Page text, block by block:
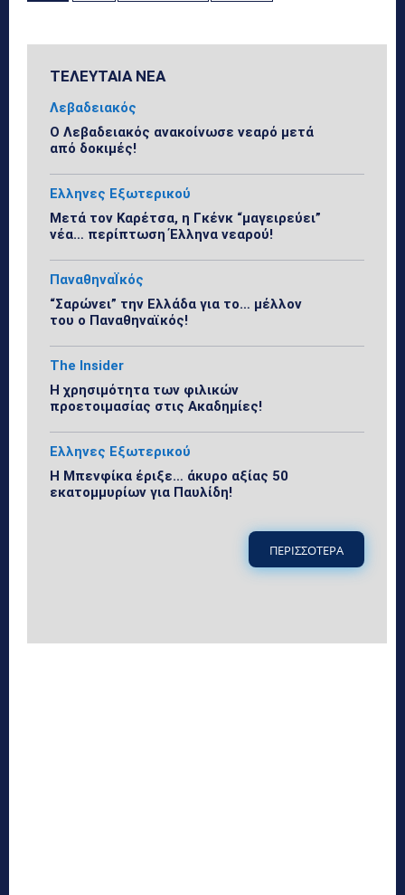
ΤΕΛΕΥΤΑΙΑ ΝΕΑ
Λεβαδειακός
Ο Λεβαδειακός ανακοίνωσε νεαρό μετά
από δοκιμές!
Ελληνες Εξωτερικού
Μετά τον Καρέτσα, η Γκένκ “μαγειρεύει”
νέα… περίπτωση Έλληνα νεαρού!
ΠαναθηναΪκός
“Σαρώνει” την Ελλάδα για το… μέλλον
του ο Παναθηναϊκός!
The Insider
Η χρησιμότητα των φιλικών
προετοιμασίας στις Ακαδημίες!
Ελληνες Εξωτερικού
Η Μπενφίκα έριξε… άκυρο αξίας 50
εκατομμυρίων για Παυλίδη!
ΠΕΡΙΣΣΟΤΕΡΑ